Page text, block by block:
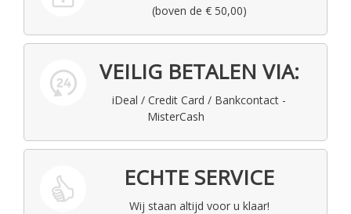
(boven de € 50,00)
VEILIG BETALEN VIA:
iDeal / Credit Card / Bankcontact -
MisterCash
ECHTE SERVICE
Wij staan altijd voor u klaar!